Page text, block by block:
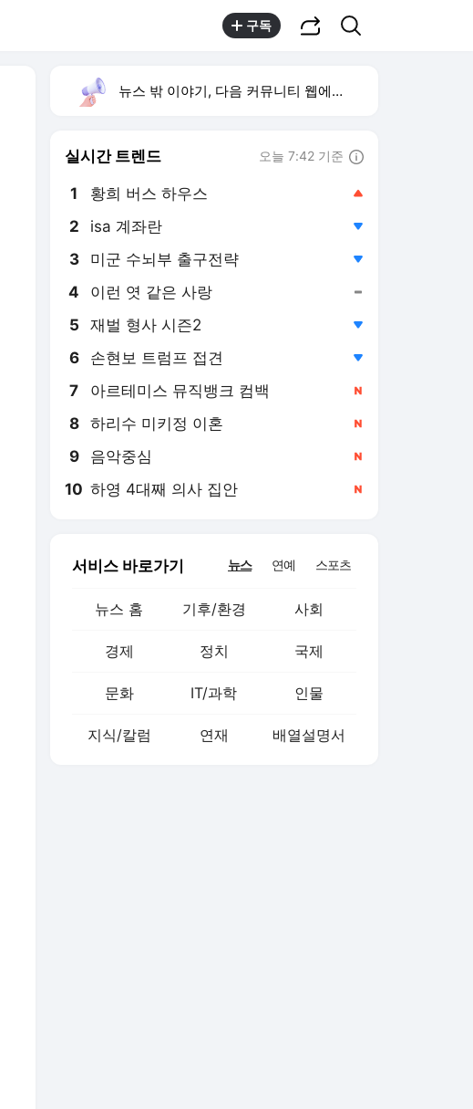
구독
뉴스 밖 이야기, 다음 커뮤니티 웹에서 보기
실시간 트렌드 오늘 7:42 기준
1 황희 버스 하우스
2 isa 계좌란
3 미군 수뇌부 출구전략
4 이런 엿 같은 사랑
5 재벌 형사 시즌2
6 손현보 트럼프 접견
7 아르테미스 뮤직뱅크 컴백
8 하리수 미키정 이혼
9 음악중심
10 하영 4대째 의사 집안
서비스 바로가기 뉴스 연예 스포츠
뉴스 홈 기후/환경 사회
경제 정치 국제
문화 IT/과학 인물
지식/칼럼 연재 배열설명서